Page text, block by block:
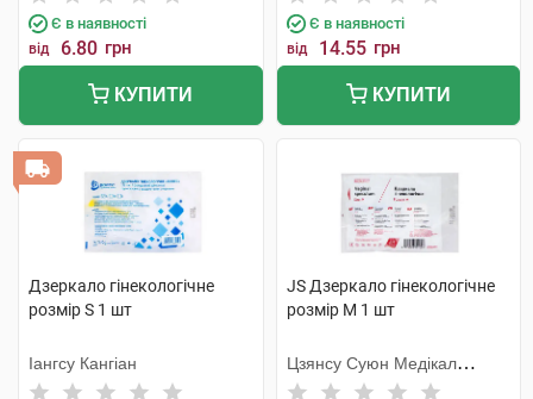
Є в наявності
від 6.80 грн
КУПИТИ
Є в наявності
від 14.55 грн
КУПИТИ
Дзеркало гінекологічне
розмір S 1 шт
Іангсу Кангіан
JS Дзеркало гінекологічне
розмір M 1 шт
Цзянсу Суюн Медікал
Метіріалс